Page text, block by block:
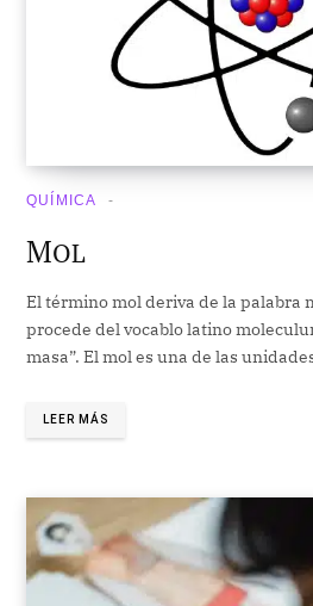
QUÍMICA
MOL
El término mol deriva de la palabra
procede del vocablo latino
masa”. El mol es una de las
LEER MÁS